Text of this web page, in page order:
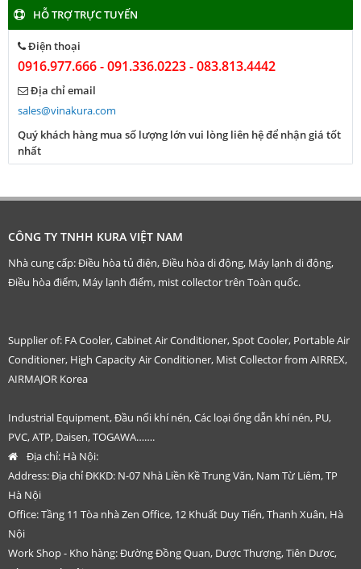
HỖ TRỢ TRỰC TUYẾN
Điện thoại
0916.977.666 - 091.336.0223 - 083.813.4442
Địa chỉ email
sales@vinakura.com
Quý khách hàng mua số lượng lớn vui lòng liên hệ để nhận giá tốt
nhất
CÔNG TY TNHH KURA VIỆT NAM
Nhà cung cấp: Điều hòa tủ điện, Điều hòa di động, Máy lạnh di động,
Điều hòa điểm, Máy lạnh điểm, mist collector trên Toàn quốc.
Supplier of: FA Cooler, Cabinet Air Conditioner, Spot Cooler, Portable Air
Conditioner, High Capacity Air Conditioner, Mist Collector from AIRREX,
AIRMAJOR Korea
Industrial Equipment, Đầu nối khí nén, Các loại ống dẫn khí nén, PU,
PVC, ATP, Daisen, TOGAWA…….
Địa chỉ: Hà Nội:
Address: Địa chỉ ĐKKD: N-07 Nhà Liền Kề Trung Văn, Nam Từ Liêm, TP
Hà Nội
Office: Tầng 11 Tòa nhà Zen Office, 12 Khuất Duy Tiến, Thanh Xuân, Hà
Nội
Work Shop - Kho hàng: Đường Đồng Quan, Dược Thượng, Tiên Dược,